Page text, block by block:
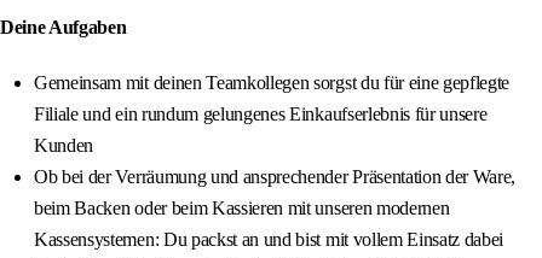
Deine Aufgaben
Gemeinsam mit deinen Teamkollegen sorgst du für eine gepflegte
Filiale und ein rundum gelungenes Einkaufserlebnis für unsere
Kunden
Ob bei der Verräumung und ansprechender Präsentation der Ware,
beim Backen oder beim Kassieren mit unseren modernen
Kassensystemen: Du packst an und bist mit vollem Einsatz dabei